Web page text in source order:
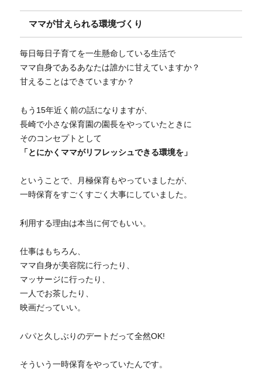
ママが甘えられる環境づくり
毎日毎日子育てを一生懸命している生活で
ママ自身であるあなたは誰かに甘えていますか？
甘えることはできていますか？
もう15年近く前の話になりますが、
長崎で小さな保育園の園長をやっていたときに
そのコンセプトとして
「とにかくママがリフレッシュできる環境を」
ということで、月極保育もやっていましたが、
一時保育をすごくすごく大事にしていました。
利用する理由は本当に何でもいい。
仕事はもちろん、
ママ自身が美容院に行ったり、
マッサージに行ったり、
一人でお茶したり、
映画だっていい。
パパと久しぶりのデートだって全然OK!
そういう一時保育をやっていたんです。